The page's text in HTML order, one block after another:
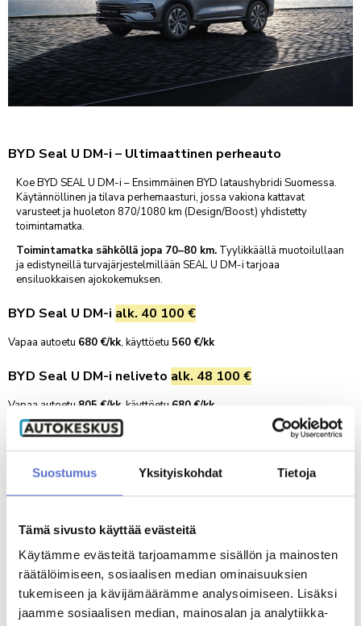
Suostumus Yksityiskohdat Tietoja
Tämä sivusto käyttää evästeitä
Käytämme evästeitä tarjoamamme sisällön ja mainosten
räätälöimiseen, sosiaalisen median ominaisuuksien
tukemiseen ja kävijämäärämme analysoimiseen. Lisäksi
jaamme sosiaalisen median, mainosalan ja analytiikka-
NISSAN
OPEL
PEUGEOT
TOYOTA
VARAA VIDEOTAPAAMINEN
VARAA KAUSIHUOLTO
OSTA RENKAAT
VARAA RENKAANVAIHTO/SÄILYTYS
NOUTO- JA PALAUTUSPALVELU
RENGASPALVELUT
TUO & NOUDA 24/7 -AUTOMAATTI
VIDEOCHECK
HUOLLON RAHOITUS
VARUSTEET
VARAOSAKYSELY
LENTOHUOLTO
KATSASTUS
SIJAISAUTO
PESUPALVELU
TARJOUKSET
KAIKKI HUOLLON PALVELUT
VARAA VAURIOTARKASTUS
VARAA KOLARIKORJAUS
VARAA LASINVAIHTO- TAI KORJAUS
KOLARIKORJAAMO
SMART-KOLHUNOIKAISU
TARJOUKSET
TARJOUKSET
YHTEYSTIEDOT
AUTOKESKUS KONALA
Ristipellontie 5, Helsinki
AUTOKESKUS AIRPORT
Silvastintie 4, Vantaa
AUTOKESKUS TAMPERE
AUTOKESKUS HÄMEENLINNA
Uhrikivenkatu 11, Hämeenlinna
Haunistentie 15, Raisio
AUTOKESKUS TURKU
AUTOKESKUS HYVINKÄÄ
AUTOKESKUS OLARI (ESPOO)
Haltilanniitty 4, Espoo
Markkinointi & viestintä
Laskutustiedot
Palaute
Reklamaatio
INFO
HALLINTO
MATERIAALIPANKKI
LASKUTUSTIEDOT
Nämä aiheet löydät Liikkeessä-sivustoltamme:
BLOGI
URA & AVOIMET TYÖPAIKAT
TILAA UUTISKIRJE
TILAA UUTISKIRJE
BYD Seal U DM-i – Ultimaattinen perheauto
Koe BYD SEAL U DM-i – Ensimmäinen BYD lataushybridi Suomessa.
Käytännöllinen ja tilava perhemaasturi, jossa vakiona kattavat
varusteet ja huoleton 870/1080 km (Design/Boost) yhdistetty
toimintamatka.
Toimintamatka sähköllä jopa 70–80 km. Tyylikkäällä muotoilullaan
ja edistyneillä turvajärjestelmillään SEAL U DM-i tarjoaa
ensiluokkaisen ajokokemuksen.
BYD Seal U DM-i alk. 40 100 €
Vapaa autoetu 680 €/kk, käyttöetu 560 €/kk
BYD Seal U DM-i neliveto alk. 48 100 €
Vapaa autoetu 805 €/kk , käyttöetu 680 €/kk
Hinnat sisältävät toimituskulut 600 €.
VARAA KOEAJO TAI OTA YHTEYTTÄ